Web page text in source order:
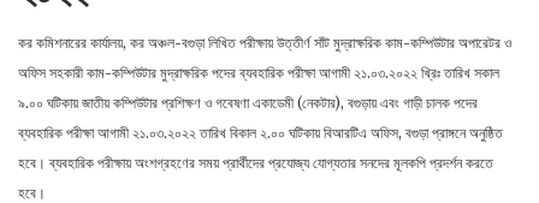
কর কমিশনারের কার্যালয়, কর অঞ্চল-বগুড়া লিখিত পরীক্ষায় উত্তীর্ণ সাঁট মুদ্রাক্ষরিক কাম-কম্পিউটার অপারেটর ও
অফিস সহকারী কাম-কম্পিউটার মুদ্রাক্ষরিক পদের ব্যবহারিক পরীক্ষা আগামী ২১.০৩.২০২২ খ্রিঃ তারিখ সকাল
৯.০০ ঘটিকায় জাতীয় কম্পিউটার প্রশিক্ষণ ও গবেষণা একাডেমী (নেকটার), বগুড়ায় এবং গাড়ী চালক পদের
ব্যবহারিক পরীক্ষা আগামী ২১.০৩.২০২২ তারিখ বিকাল ২.০০ ঘটিকায় বিআরটিএ অফিস, বগুড়া প্রাঙ্গনে অনুষ্ঠিত
হবে। ব্যবহারিক পরীক্ষায় অংশগ্রহণের সময় প্রার্থীদের প্রযােজ্য যোগ্যতার সনদের মূলকপি প্রদর্শন করতে
হবে।